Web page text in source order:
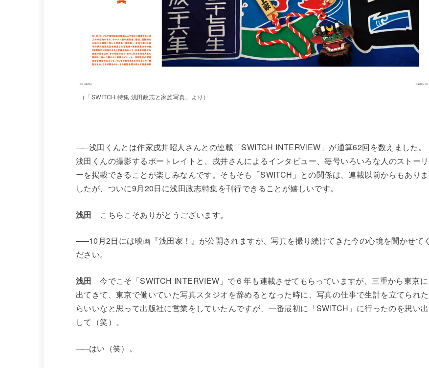
（「SWITCH 特集 浅田政志と家族写真」より）
——浅田くんとは作家戌井昭人さんとの連載「SWITCH INTERVIEW」が通算62回を数えました。
浅田くんの撮影するポートレイトと、戌井さんによるインタビュー、毎号いろいろな人のストーリ
ーを掲載できることが楽しみなんです。そもそも「SWITCH」との関係は、連載以前からもありま
したが、ついに9月20日に浅田政志特集を刊行できることが嬉しいです。
浅田 こちらこそありがとうございます。
——10月2日には映画『浅田家！』が公開されますが、写真を撮り続けてきた今の心境を聞かせてく
ださい。
浅田 今でこそ「SWITCH INTERVIEW」で６年も連載させてもらっていますが、三重から東京に
出てきて、東京で働いていた写真スタジオを辞めるとなった時に、写真の仕事で生計を立てられた
らいいなと思って出版社に営業をしていたんですが、一番最初に「SWITCH」に行ったのを思い出
して（笑）。
——はい（笑）。